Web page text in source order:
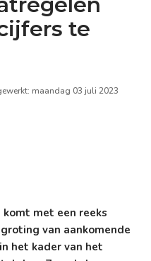
te
maandag 03 juli 2023
met een reeks
van aankomende
het kader van het